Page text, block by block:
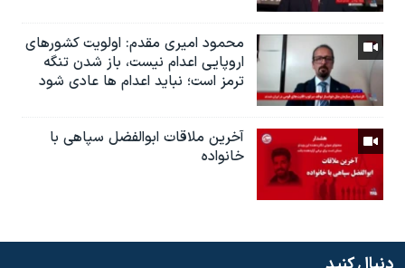
محمود امیری مقدم: اولویت کشورهای
اروپایی اعدام نیست، باز شدن تنگه
ترمز است؛ نباید اعدام ها عادی شود
آخرین ملاقات ابوالفضل سپاهی با
خانواده